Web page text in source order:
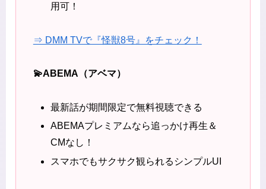
用可！
⇒ DMM TVで『怪獣8号』をチェック！
💫ABEMA（アベマ）
最新話が期間限定で無料視聴できる
ABEMAプレミアムなら追っかけ再生＆
CMなし！
スマホでもサクサク観られるシンプルUI